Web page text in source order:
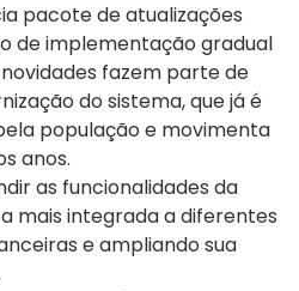
pacote de atualizações
de implementação gradual
fazem parte de
do sistema, que já é
população e movimenta
anos.
as funcionalidades da
mais integrada a diferentes
e ampliando sua